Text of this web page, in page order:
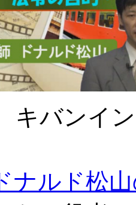
キバンイ
ナルド松